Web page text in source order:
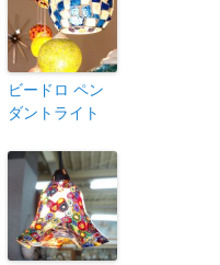
ビードロ ペン
ダントライト